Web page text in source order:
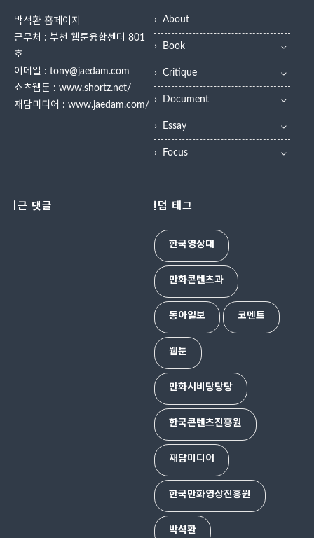
대 백종인(웹툰작가), 박석환(만화평
론가) 교수 등이 3개월 동안 멘토로
참여해 일군 성과다. 박석환 교수는
"웹툰창작체험관 운영은 지역 청소
년의 자기개발과 진로 설정에 도움
을 주며 웹툰 산업 발전에 기여할 좋
은 기회"라고 말했다. 한국영상대
영상대는 만화콘텐츠과 100여 명
한 만화창작 ▲타블렛을 활용한 만
인 만큼 24장뿐만 아니라 8장, 16
장으로 된 작품도 제작 가능하게 했
고, 완성 작품은 대학 웅진관에 전시
할 계획이다. 만화콘텐츠과 박석환
교수는..
박석환 홈페이지
근무처 : 부천 웹툰융합센터 801
호
이메일 : tony@jaedam.com
쇼츠웹툰 : www.shortz.net/
재담미디어 : www.jaedam.com/
About
Book
Critique
Document
Essay
Focus
최근 댓글 랜덤 태그
한국영상대
만화콘텐츠과
동아일보 코멘트
웹툰
만화시비탕탕탕
한국콘텐츠진흥원
재담미디어
한국만화영상진흥원
박석환